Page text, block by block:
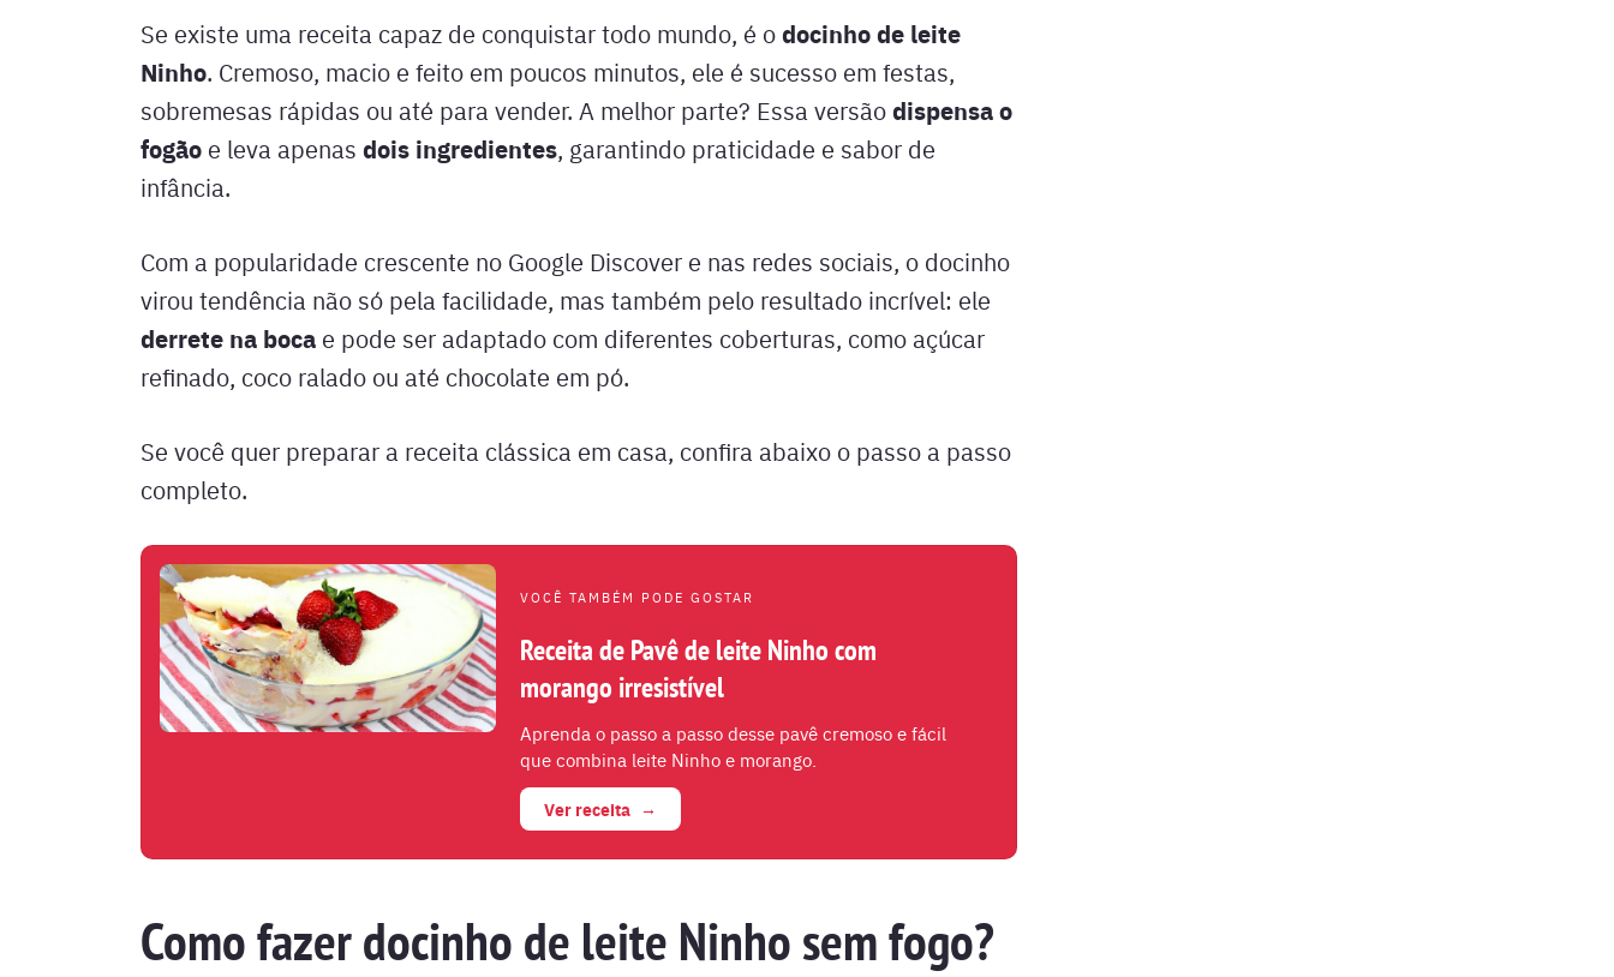
Se existe uma receita capaz de conquistar todo mundo, é odocinho de leite
Ninho. Cremoso, macio e feito em poucos minutos, ele é sucesso em festas,
sobremesas rápidas ou até para vender. A melhor parte? Essa versãodispensa o
fogão e leva apenas dois ingredientes, garantindo praticidade e sabor de
infância.
Com a popularidade crescente no Google Discover e nas redes sociais, o docinho
virou tendência não só pela facilidade, mas também pelo resultado incrível: ele
derrete na boca e pode ser adaptado com diferentes coberturas, como açúcar
refinado, coco ralado ou até chocolate em pó.
Se você quer preparar a receita clássica em casa, confira abaixo o passo a passo
completo.
VOCÊ TAMBÉM PODE GOSTAR
Receita de Pavê de leite Ninho com
morango irresistível
Aprenda o passo a passo desse pavê cremoso e fácil
que combina leite Ninho e morango.
Ver receita
Como fazer docinho de leite Ninho sem fogo?